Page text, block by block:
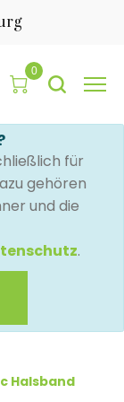
0
für
gehören
und die
.
Halsband